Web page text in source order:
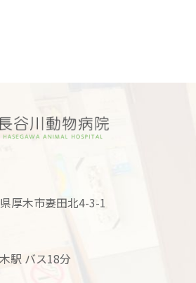
厚木市妻田北4-3-1
駅 バス18分